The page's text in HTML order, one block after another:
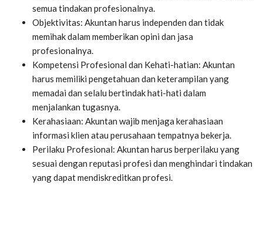
semua tindakan profesionalnya.
Objektivitas: Akuntan harus independen dan tidak
memihak dalam memberikan opini dan jasa
profesionalnya.
Kompetensi Profesional dan Kehati-hatian: Akuntan
harus memiliki pengetahuan dan keterampilan yang
memadai dan selalu bertindak hati-hati dalam
menjalankan tugasnya.
Kerahasiaan: Akuntan wajib menjaga kerahasiaan
informasi klien atau perusahaan tempatnya bekerja.
Perilaku Profesional: Akuntan harus berperilaku yang
sesuai dengan reputasi profesi dan menghindari tindakan
yang dapat mendiskreditkan profesi.